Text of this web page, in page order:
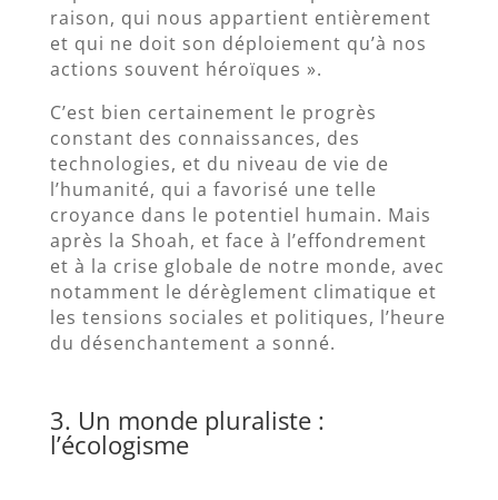
raison, qui nous appartient entièrement
et qui ne doit son déploiement qu’à nos
actions souvent héroïques ».
C’est bien certainement le progrès
constant des connaissances, des
technologies, et du niveau de vie de
l’humanité, qui a favorisé une telle
croyance dans le potentiel humain. Mais
après la Shoah, et face à l’effondrement
et à la crise globale de notre monde, avec
notamment le dérèglement climatique et
les tensions sociales et politiques, l’heure
du désenchantement a sonné.
3. Un monde pluraliste :
l’écologisme